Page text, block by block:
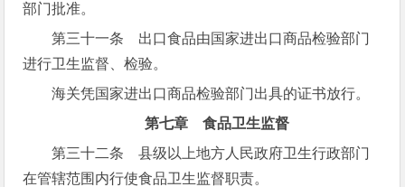
部门批准。
第三十一条 出口食品由国家进出口商品检验部门
进行卫生监督、检验。
海关凭国家进出口商品检验部门出具的证书放行。
第七章 食品卫生监督
第三十二条 县级以上地方人民政府卫生行政部门
在管辖范围内行使食品卫生监督职责。